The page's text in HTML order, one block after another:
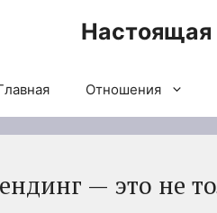
Настоящая
Отношения
— это не